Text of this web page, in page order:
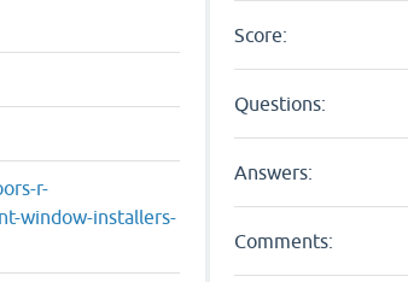
r-
window-installers-
Score:
Questions:
Answers:
Comments: